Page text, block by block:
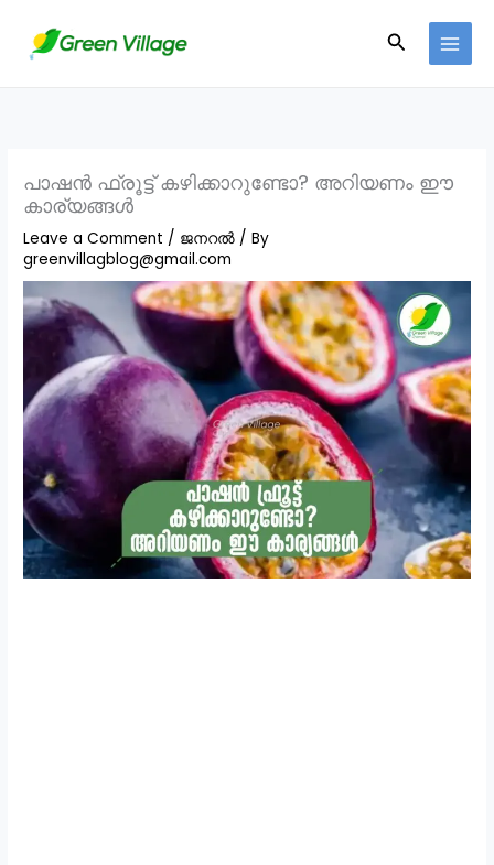
Search
പാഷൻ ഫ്രൂട്ട് കഴിക്കാറുണ്ടോ? അറിയണം ഈ
കാര്യങ്ങൾ
Leave a Comment / ജനറൽ / By
greenvillagblog@gmail.com